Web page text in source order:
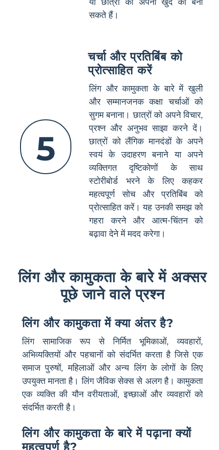
सकते हैं।
5
चर्चा और प्रतिबिंब को
प्रोत्साहित करें
लिंग और कामुकता के बारे में खुली
और सम्मानजनक कक्षा चर्चाओं को
सुगम बनाना। छात्रों को अपने विचार,
प्रश्न और अनुभव साझा करने दें।
छात्रों को लैंगिक मानदंडों के अपने
स्वयं के उदाहरण बनाने या अपने
व्यक्तिगत दृष्टिकोणों के साथ
स्टोरीबोर्ड भरने के लिए कहकर
महत्वपूर्ण सोच और प्रतिबिंब को
प्रोत्साहित करें। यह उनकी समझ को
गहरा करने और आत्म-चिंतन को
बढ़ावा देने में मदद करेगा।
लिंग और कामुकता के बारे में अक्सर
पूछे जाने वाले प्रश्न
लिंग और कामुकता में क्या अंतर है?
लिंग सामाजिक रूप से निर्मित भूमिकाओं, व्यवहारों,
अभिव्यक्तियों और पहचानों को संदर्भित करता है जिसे एक
समाज पुरुषों, महिलाओं और अन्य लिंग के लोगों के लिए
उपयुक्त मानता है। लिंग जैविक सेक्स से अलग है। कामुकता
एक व्यक्ति की यौन वरीयताओं, इच्छाओं और व्यवहारों को
संदर्भित करती है।
लिंग और कामुकता के बारे में पढ़ाना क्यों
महत्वपूर्ण है?